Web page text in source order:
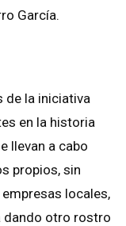
García.
de la iniciativa
en la historia
llevan a cabo
propios, sin
locales,
dando otro rostro